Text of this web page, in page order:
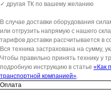
✓ другая ТК по вашему желанию
В случае доставки оборудования
или отгрузить напрямую с нашего
тарифов доставки рассчитывается в
Вся техника застрахована на сумму,
Чтобы правильно принять технику у
подробную инструкцию в статье «Как
транспортной компанией».
Оплата